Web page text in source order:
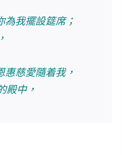
為我擺設筵席；
惠慈愛隨着我，
殿中，